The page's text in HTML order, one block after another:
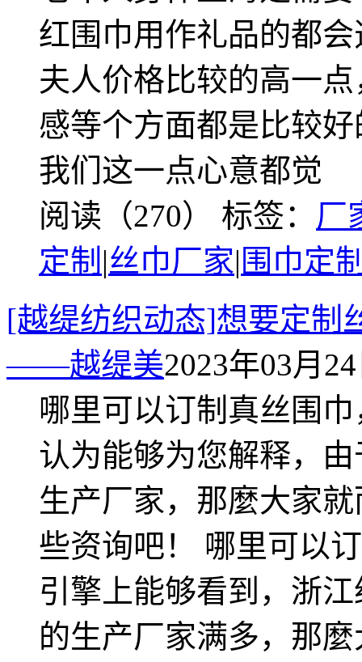
红围巾用作礼品的都
夫人价格比较的高一
感等个方面都是比较
我们这一点心意都觉
阅读（270） 标签： 厂
定制 |丝巾厂家| 围巾定
[越缇纺织动态]想要定制
——越缇美2023年03月
哪里可以订制真丝围
认为能够为您解释，
生产厂家，那麼大家
些资询吧！ 哪里可以
引擎上能够看到，浙
的生产厂家满多，那